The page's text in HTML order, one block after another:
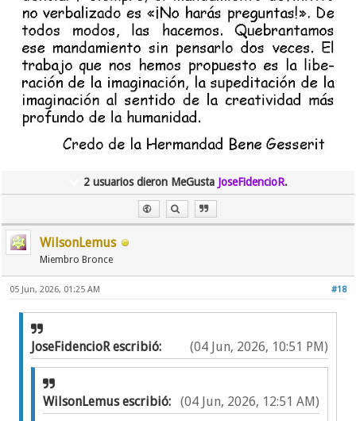
2 usuarios dieron MeGusta JoseFidencioR.
WilsonLemus
Miembro Bronce
#18
05 Jun, 2026, 01:25 AM
(04 Jun, 2026, 10:51 PM)
JoseFidencioR escribió:
(04 Jun, 2026, 12:51 AM)
WilsonLemus escribió: